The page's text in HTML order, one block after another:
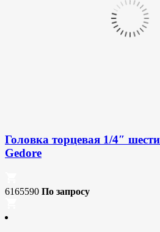
Головка торцевая 1/4″
Gedore
6165590 По запросу